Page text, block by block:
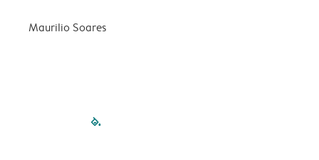
Maurilio Soares
filled-pagination